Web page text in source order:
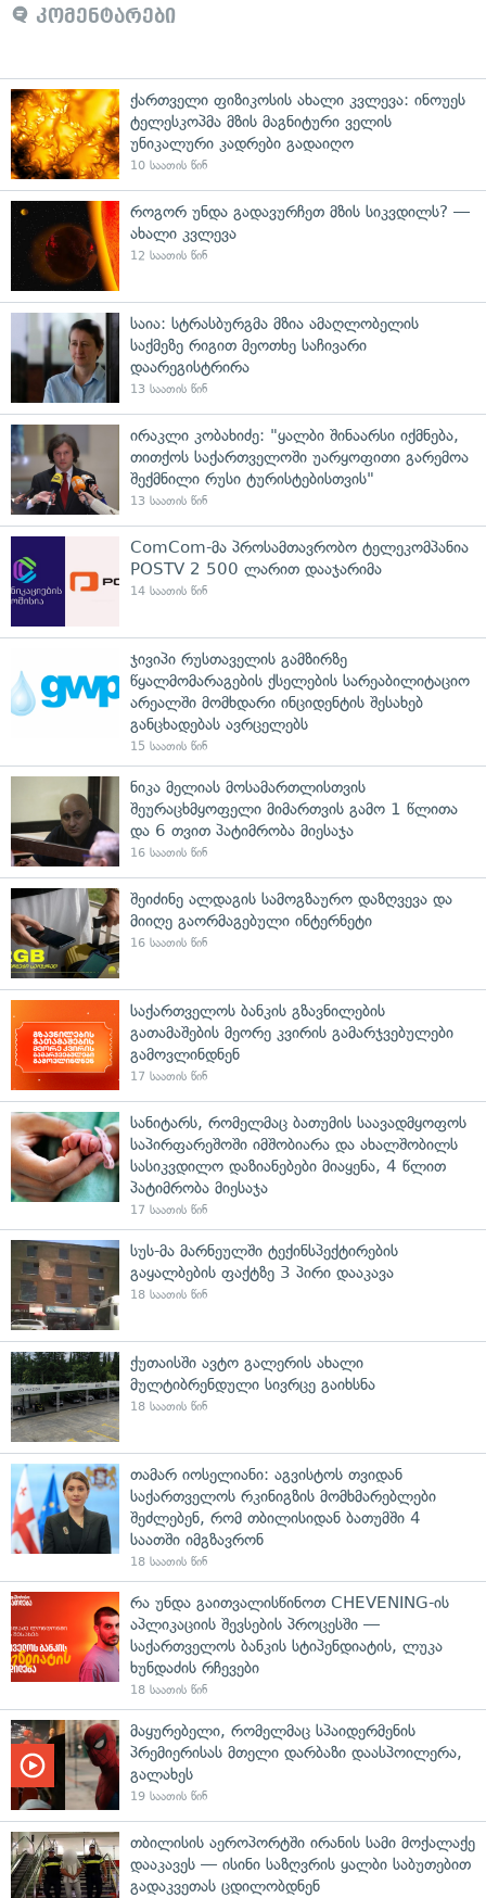
კომენტარები
ქართველი ფიზიკოსის ახალი კვლევა: ინოუეს
ტელესკოპმა მზის მაგნიტური ველის
უნიკალური კადრები გადაიღო
10 საათის წინ
როგორ უნდა გადავურჩეთ მზის სიკვდილს? —
ახალი კვლევა
12 საათის წინ
საია: სტრასბურგმა მზია ამაღლობელის
საქმეზე რიგით მეოთხე საჩივარი
დაარეგისტრირა
13 საათის წინ
ირაკლი კობახიძე: "ყალბი შინაარსი იქმნება,
თითქოს საქართველოში უარყოფითი გარემოა
შექმნილი რუსი ტურისტებისთვის"
13 საათის წინ
ComCom-მა პროსამთავრობო ტელეკომპანია
POSTV 2 500 ლარით დააჯარიმა
14 საათის წინ
ჯივიპი რუსთაველის გამზირზე
წყალმომარაგების ქსელების სარეაბილიტაციო
არეალში მომხდარი ინციდენტის შესახებ
განცხადებას ავრცელებს
15 საათის წინ
ნიკა მელიას მოსამართლისთვის
შეურაცხმყოფელი მიმართვის გამო 1 წლითა
და 6 თვით პატიმრობა მიესაჯა
16 საათის წინ
შეიძინე ალდაგის სამოგზაურო დაზღვევა და
მიიღე გაორმაგებული ინტერნეტი
16 საათის წინ
საქართველოს ბანკის გზავნილების
გათამაშების მეორე კვირის გამარჯვებულები
გამოვლინდნენ
17 საათის წინ
სანიტარს, რომელმაც ბათუმის საავადმყოფოს
საპირფარეშოში იმშობიარა და ახალშობილს
სასიკვდილო დაზიანებები მიაყენა, 4 წლით
პატიმრობა მიესაჯა
17 საათის წინ
სუს-მა მარნეულში ტექინსპექტირების
გაყალბების ფაქტზე 3 პირი დააკავა
18 საათის წინ
ქუთაისში ავტო გალერის ახალი
მულტიბრენდული სივრცე გაიხსნა
18 საათის წინ
თამარ იოსელიანი: აგვისტოს თვიდან
საქართველოს რკინიგზის მომხმარებლები
შეძლებენ, რომ თბილისიდან ბათუმში 4
საათში იმგზავრონ
18 საათის წინ
რა უნდა გაითვალისწინოთ CHEVENING-ის
აპლიკაციის შევსების პროცესში —
საქართველოს ბანკის სტიპენდიატის, ლუკა
ხუნდაძის რჩევები
18 საათის წინ
მაყურებელი, რომელმაც სპაიდერმენის
პრემიერისას მთელი დარბაზი დაასპოილერა,
გალახეს
19 საათის წინ
თბილისის აეროპორტში ირანის სამი მოქალაქე
დააკავეს — ისინი საზღვრის ყალბი საბუთებით
გადაკვეთას ცდილობდნენ